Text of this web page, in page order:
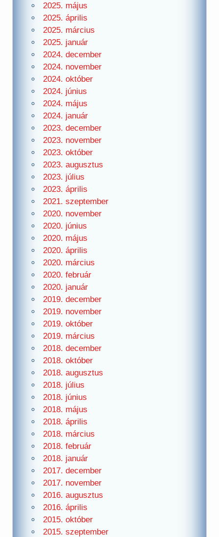
2025. május
2025. április
2025. március
2025. január
2024. december
2024. november
2024. október
2024. június
2024. május
2024. január
2023. december
2023. november
2023. október
2023. augusztus
2023. július
2023. április
2021. szeptember
2020. november
2020. június
2020. május
2020. április
2020. március
2020. február
2020. január
2019. december
2019. november
2019. október
2019. március
2018. december
2018. október
2018. augusztus
2018. július
2018. június
2018. május
2018. április
2018. március
2018. február
2018. január
2017. december
2017. november
2016. augusztus
2016. április
2015. október
2015. szeptember